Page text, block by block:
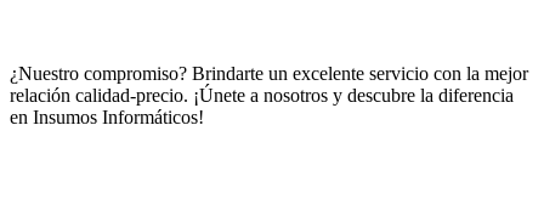
¿Nuestro compromiso? Brindarte un excelente servicio con la mejor
relación calidad-precio. ¡Únete a nosotros y descubre la diferencia
en Insumos Informáticos!